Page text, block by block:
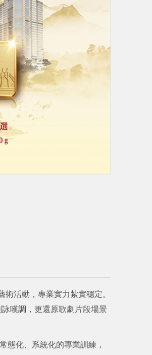
活動，專業實力紮實穩定。
嘆調，更還原歌劇片段場景
態化、系統化的專業訓練，